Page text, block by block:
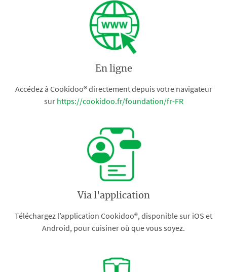
En ligne
Accédez à Cookidoo® directement depuis votre navigateur
sur https://cookidoo.fr/foundation/fr-FR
Via l'application
Téléchargez l’application Cookidoo®, disponible sur iOS et
Android, pour cuisiner où que vous soyez.